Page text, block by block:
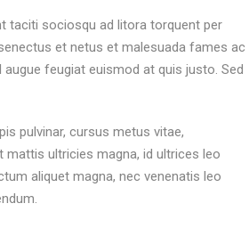
taciti sociosqu ad litora torquent per
et netus et malesuada fames ac
feugiat euismod at quis justo. Sed
pulvinar, cursus metus vitae,
mattis ultricies magna, id ultrices leo
aliquet magna, nec venenatis leo